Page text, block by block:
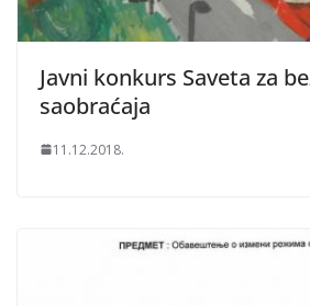
Javni konkurs Saveta za
saobraćaja
11.12.2018.